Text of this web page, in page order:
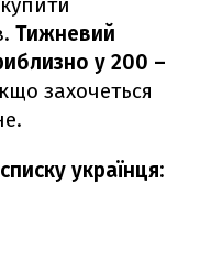
Тижневий
у 200 –
захочеться
українця: